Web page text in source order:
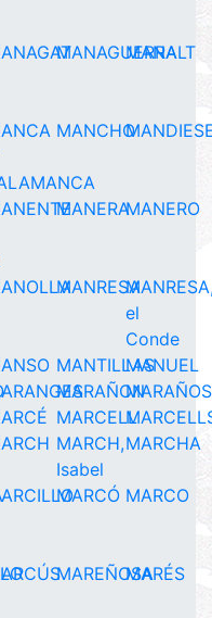
MANAGUERRA
MANALT
MANCHO
MANERAMANERO
MANRESA
el
Conde
MANTILLASMANUEL
MARAÑON
MARCELL
MARCH,
Isabel
MARCHA
MARCÓ MARCO
MAREÑOSAMARÉS